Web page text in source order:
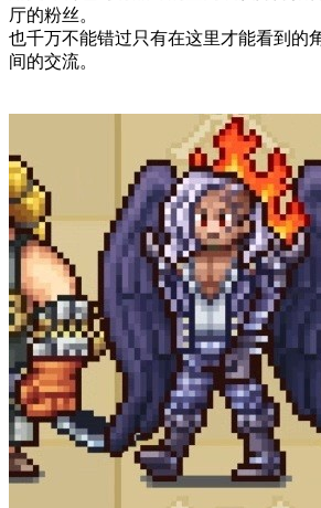
厅的粉丝。
也千万不能错过只有在这里才能看到的
间的交流。